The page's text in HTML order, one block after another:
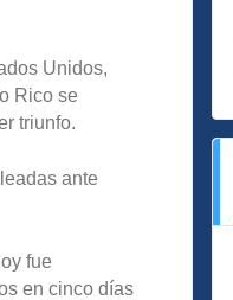
Unidos,
Rico se
triunfo.
ante
fue
en cinco días